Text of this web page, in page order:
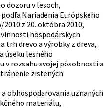
dozoru v lesoch,
Nariadenia Európskeho
2010 z 20. októbra 2010,
hospodárskych
trh drevo a výrobky z dreva,
úseku lesného
v rozsahu svojej pôsobnosti a
zistených
obhospodarovania uznaných
materiálu,